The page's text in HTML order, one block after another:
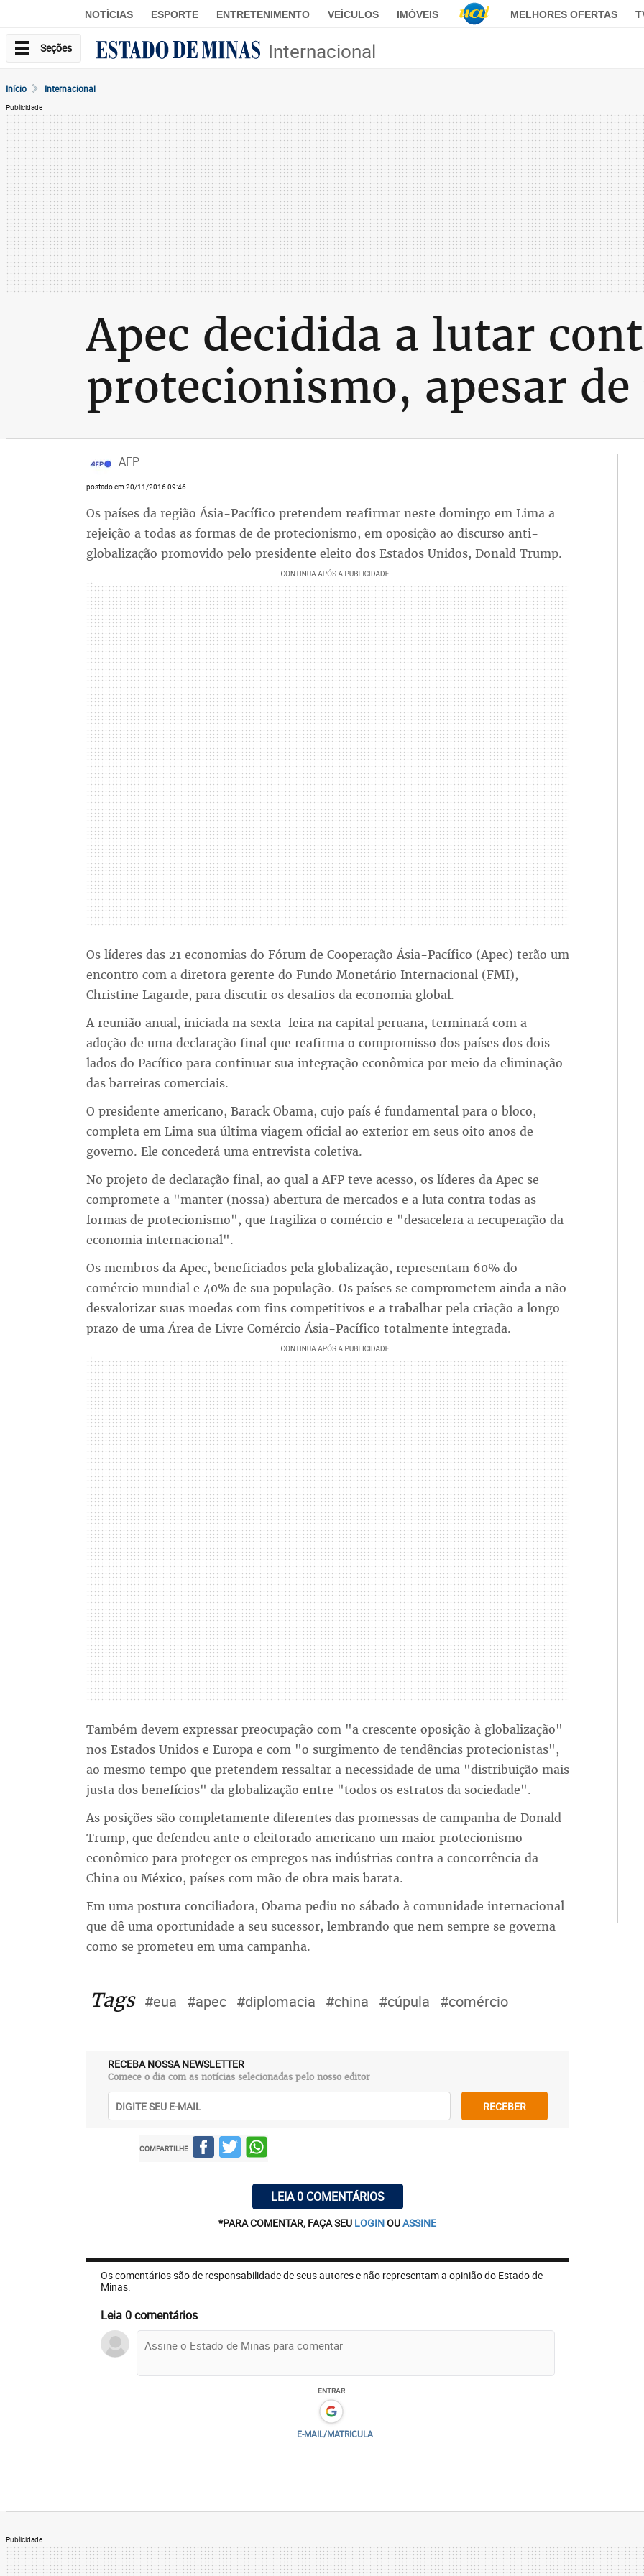
NOTÍCIAS ESPORTE ENTRETENIMENTO VEÍCULOS IMÓVEIS MELHORES OFERTAS
Seções Internacional
Início Internacional
Publicidade
Apec decidida a lutar
protecionismo, apesar
AFP
postado em 20/11/2016 09:46
Os países da região Ásia-Pacífico pretendem reafirmar neste domingo em Lima a
rejeição a todas as formas de de protecionismo, em oposição ao discurso anti-
globalização promovido pelo presidente eleito dos Estados Unidos, Donald Trump.
Os líderes das 21 economias do Fórum de Cooperação Ásia-Pacífico (Apec) terão um
encontro com a diretora gerente do Fundo Monetário Internacional (FMI),
Christine Lagarde, para discutir os desafios da economia global.
A reunião anual, iniciada na sexta-feira na capital peruana, terminará com a
adoção de uma declaração final que reafirma o compromisso dos países dos dois
lados do Pacífico para continuar sua integração econômica por meio da eliminação
das barreiras comerciais.
O presidente americano, Barack Obama, cujo país é fundamental para o bloco,
completa em Lima sua última viagem oficial ao exterior em seus oito anos de
governo. Ele concederá uma entrevista coletiva.
No projeto de declaração final, ao qual a AFP teve acesso, os líderes da Apec se
compromete a "manter (nossa) abertura de mercados e a luta contra todas as
formas de protecionismo", que fragiliza o comércio e "desacelera a recuperação da
economia internacional".
Os membros da Apec, beneficiados pela globalização, representam 60% do
comércio mundial e 40% de sua população. Os países se comprometem ainda a não
desvalorizar suas moedas com fins competitivos e a trabalhar pela criação a longo
prazo de uma Área de Livre Comércio Ásia-Pacífico totalmente integrada.
Também devem expressar preocupação com "a crescente oposição à globalização"
nos Estados Unidos e Europa e com "o surgimento de tendências protecionistas",
ao mesmo tempo que pretendem ressaltar a necessidade de uma "distribuição mais
justa dos benefícios" da globalização entre "todos os estratos da sociedade".
As posições são completamente diferentes das promessas de campanha de Donald
Trump, que defendeu ante o eleitorado americano um maior protecionismo
econômico para proteger os empregos nas indústrias contra a concorrência da
China ou México, países com mão de obra mais barata.
Em uma postura conciliadora, Obama pediu no sábado à comunidade internacional
que dê uma oportunidade a seu sucessor, lembrando que nem sempre se governa
como se prometeu em uma campanha.
Tags #eua #apec #diplomacia #china #cúpula #comércio
RECEBA NOSSA NEWSLETTER
Comece o dia com as notícias selecionadas pelo nosso editor
RECEBER
COMPARTILHE
LEIA 0 COMENTÁRIOS
*PARA COMENTAR, FAÇA SEU LOGINOUASSINE
Os comentários são de responsabilidade de seus autores e não representam a opinião do Estado de
Minas.
Leia 0 comentários
ENTRAR
E-MAIL/MATRICULA
Publicidade